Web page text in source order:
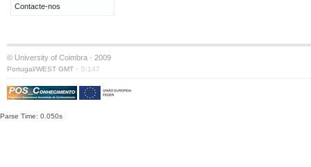
Contacte-nos
© University of Coimbra · 2009
Portugal/WEST GMT · S:147
Parse Time: 0.050s